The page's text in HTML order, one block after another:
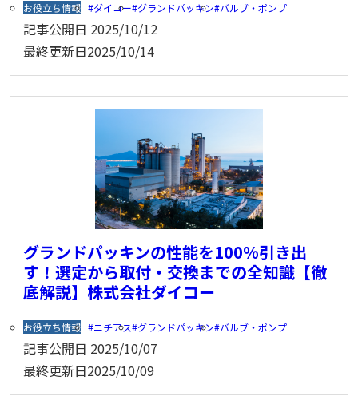
お役立ち情報 ダイコー グランドパッキン バルブ・ポンプ
記事公開日 2025/10/12
最終更新日2025/10/14
グランドパッキンの性能を100%引き出
す！選定から取付・交換までの全知識【徹
底解説】株式会社ダイコー
お役立ち情報 ニチアス グランドパッキン バルブ・ポンプ
記事公開日 2025/10/07
最終更新日2025/10/09